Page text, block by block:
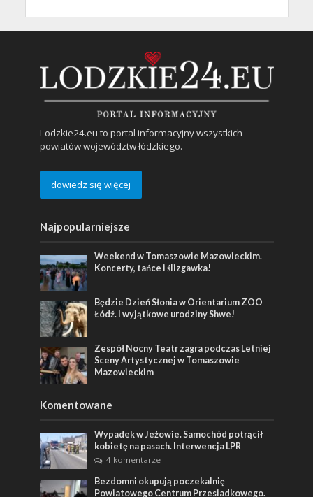
Lodzkie24.eu to portal informacyjny wszystkich
powiatów województw łódzkiego.
dowiedz się więcej
Najpopularniejsze
Weekend w Tomaszowie Mazowieckim.
Koncerty, tańce i ślizgawka!
Będzie Dzień Słonia w Orientarium ZOO
Łódź. I wyjątkowe urodziny Shwe!
Zespół Nocny Teatr zagra podczas Letniej
Sceny Artystycznej w Tomaszowie
Mazowieckim
Komentowane
Wypadek w Jeżowie. Samochód potrącił
kobietę na pasach. Interwencja LPR
4 komentarze
Bezdomni okupują poczekalnię
Powiatowego Centrum Przesiadkowego.